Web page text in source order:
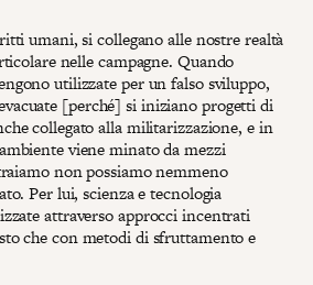
umani, si collegano alle nostre realtà
nelle campagne. Quando
utilizzate per un falso sviluppo,
[perché] si iniziano progetti di
collegato alla militarizzazione, e in
viene minato da mezzi
non possiamo nemmeno
Per lui, scienza e tecnologia
attraverso approcci incentrati
che con metodi di sfruttamento e